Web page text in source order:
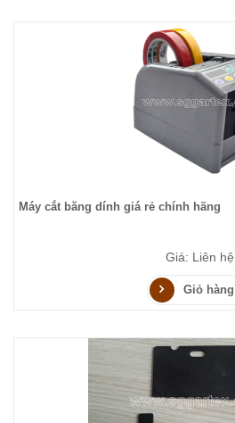
Máy cắt băng dính giá rẻ chính hãng
Giá: Liên hệ
Giỏ hàng